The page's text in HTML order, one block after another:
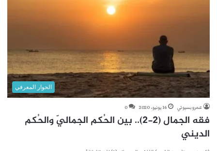
الحوار المعرفي
عمرو بسيوني 16 يونيو، 2020 0
فقه الجمال (2-2).. بين الحُكم الجماليّ والحُكم
الديني